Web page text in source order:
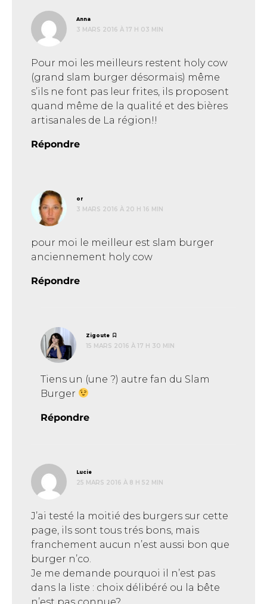
Anna
3 MARS 2016 À 17 H 03 MIN
Pour moi les meilleurs restent holy cow
(grand slam burger désormais) même
s’ils ne font pas leur frites, ils proposent
quand même de la qualité et des bières
artisanales de La région!!
Répondre
or
3 MARS 2016 À 20 H 16 MIN
pour moi le meilleur est slam burger
anciennement holy cow
Répondre
Zigoute
15 MARS 2016 À 17 H 30 MIN
Tiens un (une ?) autre fan du Slam
Burger
Répondre
Lucie
25 MARS 2016 À 8 H 52 MIN
J’ai testé la moitié des burgers sur cette
page, ils sont tous trés bons, mais
franchement aucun n’est aussi bon que
burger n’co.
Je me demande pourquoi il n’est pas
dans la liste : choix délibéré ou la bête